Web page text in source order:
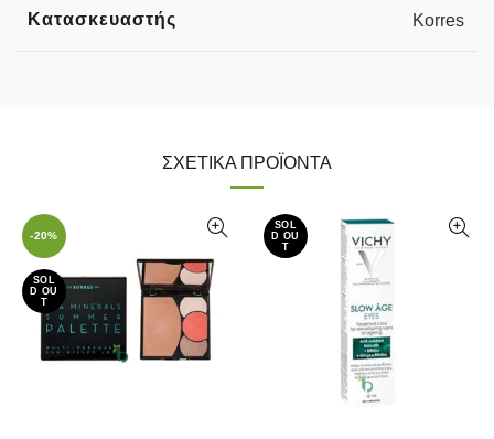
Κατασκευαστής Korres
ΣΧΕΤΙΚΆ ΠΡΟΪΌΝΤΑ
-20%
SOL
D OU
T
SOL
D OU
T